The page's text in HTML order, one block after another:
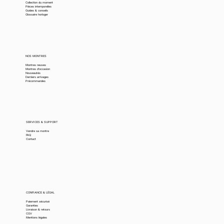
Collection du moment
Pièces intemporelles
Guides & conseils
Glossaire horloger
NOS MONTRES
Montres neuves
Montres d’occasion
Nouveautés
Derniers arrivages
Précommandes
SERVICES & SUPPORT
Vendre sa montre
FAQ
Contact
CONFIANCE & LÉGAL
Paiement sécurisé
Garanties
Livraison & retours
CGV
Mentions légales